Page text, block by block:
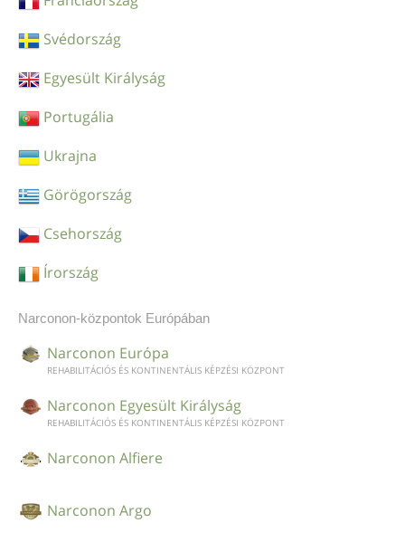
Svédország
Egyesült Királyság
Portugália
Ukrajna
Görögország
Csehország
Írország
Narconon-központok Európában
Narconon Európa
REHABILITÁCIÓS ÉS KONTINENTÁLIS KÉPZÉSI KÖZPONT
Narconon Egyesült Királyság
REHABILITÁCIÓS ÉS KONTINENTÁLIS KÉPZÉSI KÖZPONT
Narconon Alfiere
Narconon Argo